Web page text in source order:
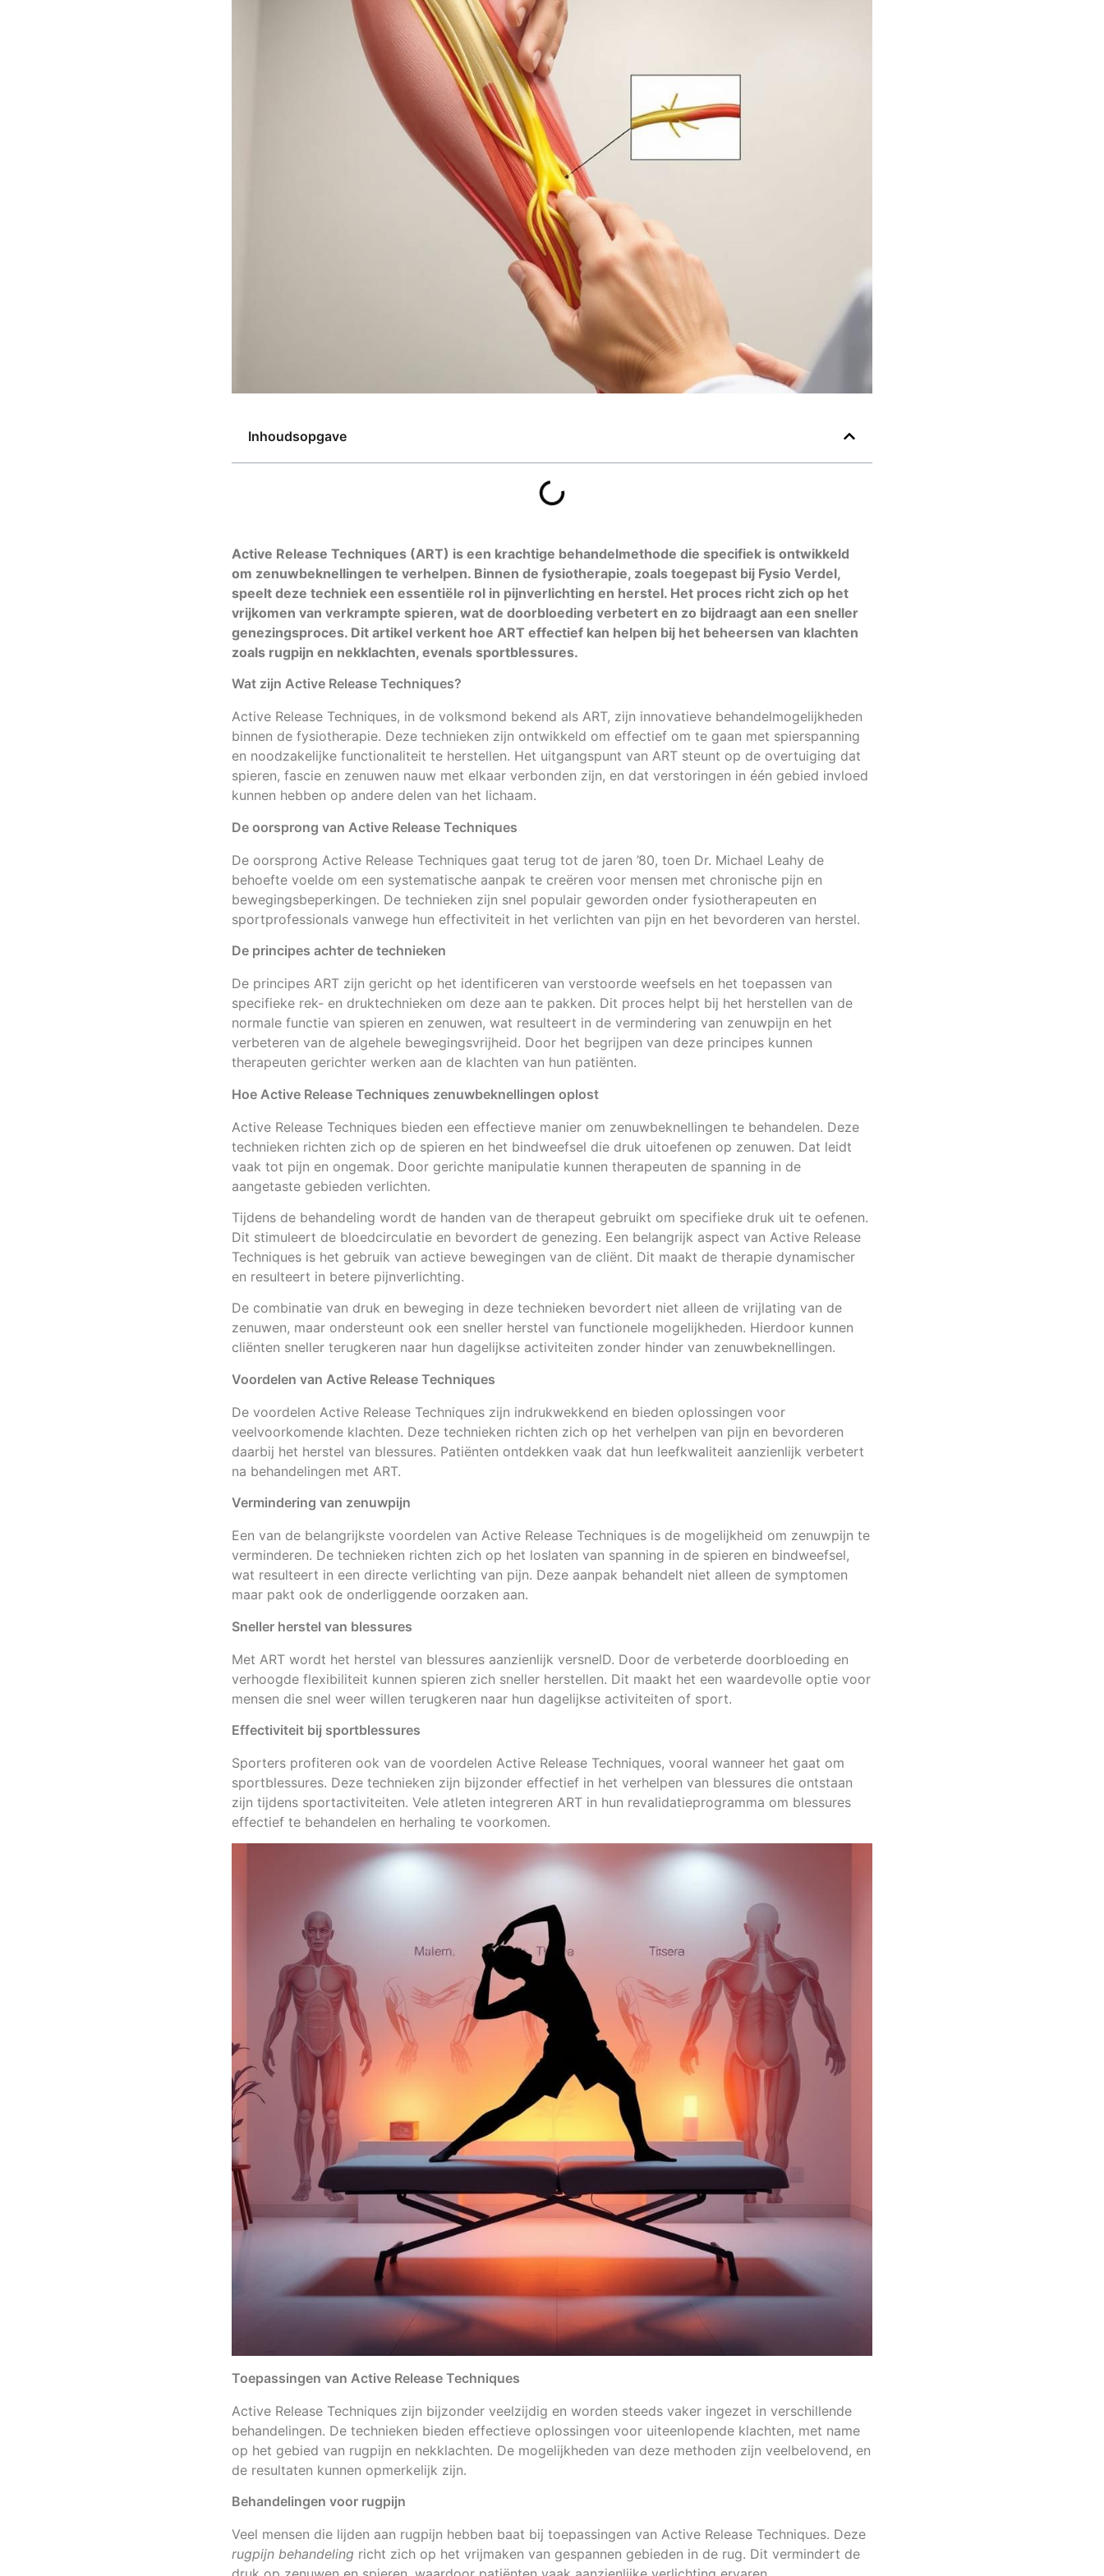
Inhoudsopgave
Active Release Techniques (ART) is een krachtige behandelmethode die specifiek is ontwikkeld
om zenuwbeknellingen te verhelpen. Binnen de fysiotherapie, zoals toegepast bij Fysio Verdel,
speelt deze techniek een essentiële rol in pijnverlichting en herstel. Het proces richt zich op het
vrijkomen van verkrampte spieren, wat de doorbloeding verbetert en zo bijdraagt aan een sneller
genezingsproces. Dit artikel verkent hoe ART effectief kan helpen bij het beheersen van klachten
zoals rugpijn en nekklachten, evenals sportblessures.
Wat zijn Active Release Techniques?
Active Release Techniques, in de volksmond bekend als ART, zijn innovatieve behandelmogelijkheden
binnen de fysiotherapie. Deze technieken zijn ontwikkeld om effectief om te gaan met spierspanning
en noodzakelijke functionaliteit te herstellen. Het uitgangspunt van ART steunt op de overtuiging dat
spieren, fascie en zenuwen nauw met elkaar verbonden zijn, en dat verstoringen in één gebied invloed
kunnen hebben op andere delen van het lichaam.
De oorsprong van Active Release Techniques
De oorsprong Active Release Techniques gaat terug tot de jaren ’80, toen Dr. Michael Leahy de
behoefte voelde om een systematische aanpak te creëren voor mensen met chronische pijn en
bewegingsbeperkingen. De technieken zijn snel populair geworden onder fysiotherapeuten en
sportprofessionals vanwege hun effectiviteit in het verlichten van pijn en het bevorderen van herstel.
De principes achter de technieken
De principes ART zijn gericht op het identificeren van verstoorde weefsels en het toepassen van
specifieke rek- en druktechnieken om deze aan te pakken. Dit proces helpt bij het herstellen van de
normale functie van spieren en zenuwen, wat resulteert in de vermindering van zenuwpijn en het
verbeteren van de algehele bewegingsvrijheid. Door het begrijpen van deze principes kunnen
therapeuten gerichter werken aan de klachten van hun patiënten.
Hoe Active Release Techniques zenuwbeknellingen oplost
Active Release Techniques bieden een effectieve manier om zenuwbeknellingen te behandelen. Deze
technieken richten zich op de spieren en het bindweefsel die druk uitoefenen op zenuwen. Dat leidt
vaak tot pijn en ongemak. Door gerichte manipulatie kunnen therapeuten de spanning in de
aangetaste gebieden verlichten.
Tijdens de behandeling wordt de handen van de therapeut gebruikt om specifieke druk uit te oefenen.
Dit stimuleert de bloedcirculatie en bevordert de genezing. Een belangrijk aspect van Active Release
Techniques is het gebruik van actieve bewegingen van de cliënt. Dit maakt de therapie dynamischer
en resulteert in betere pijnverlichting.
De combinatie van druk en beweging in deze technieken bevordert niet alleen de vrijlating van de
zenuwen, maar ondersteunt ook een sneller herstel van functionele mogelijkheden. Hierdoor kunnen
cliënten sneller terugkeren naar hun dagelijkse activiteiten zonder hinder van zenuwbeknellingen.
Voordelen van Active Release Techniques
De voordelen Active Release Techniques zijn indrukwekkend en bieden oplossingen voor
veelvoorkomende klachten. Deze technieken richten zich op het verhelpen van pijn en bevorderen
daarbij het herstel van blessures. Patiënten ontdekken vaak dat hun leefkwaliteit aanzienlijk verbetert
na behandelingen met ART.
Vermindering van zenuwpijn
Een van de belangrijkste voordelen van Active Release Techniques is de mogelijkheid om zenuwpijn te
verminderen. De technieken richten zich op het loslaten van spanning in de spieren en bindweefsel,
wat resulteert in een directe verlichting van pijn. Deze aanpak behandelt niet alleen de symptomen
maar pakt ook de onderliggende oorzaken aan.
Sneller herstel van blessures
Met ART wordt het herstel van blessures aanzienlijk versnelD. Door de verbeterde doorbloeding en
verhoogde flexibiliteit kunnen spieren zich sneller herstellen. Dit maakt het een waardevolle optie voor
mensen die snel weer willen terugkeren naar hun dagelijkse activiteiten of sport.
Effectiviteit bij sportblessures
Sporters profiteren ook van de voordelen Active Release Techniques, vooral wanneer het gaat om
sportblessures. Deze technieken zijn bijzonder effectief in het verhelpen van blessures die ontstaan
zijn tijdens sportactiviteiten. Vele atleten integreren ART in hun revalidatieprogramma om blessures
effectief te behandelen en herhaling te voorkomen.
Toepassingen van Active Release Techniques
Active Release Techniques zijn bijzonder veelzijdig en worden steeds vaker ingezet in verschillende
behandelingen. De technieken bieden effectieve oplossingen voor uiteenlopende klachten, met name
op het gebied van rugpijn en nekklachten. De mogelijkheden van deze methoden zijn veelbelovend, en
de resultaten kunnen opmerkelijk zijn.
Behandelingen voor rugpijn
Veel mensen die lijden aan rugpijn hebben baat bij toepassingen van Active Release Techniques. Deze
rugpijn behandeling richt zich op het vrijmaken van gespannen gebieden in de rug. Dit vermindert de